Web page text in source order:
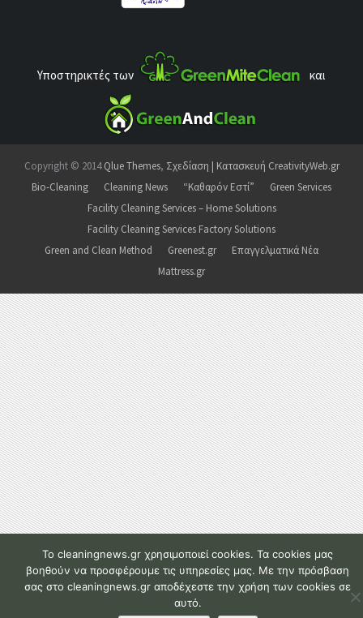
Υποστηρικτές των και
Copyright © 2014Qlue Themes, Σχεδίαση | Κατασκευή CreativityWeb.gr
Bio-Cleaning
Cleaning News “Καθαρόν Εστί”
Green Services
Facility Cleaning Services – Home Solutions
Facility Cleaning Services Factory Solutions
Green and Clean Method
Greenest.gr
Επαγγελματικά Νέα
Mattress.gr
To cleaningnews.gr χρησιμοποιεί cookies. Τα cookies μας
βοηθούν να προσφέρουμε τις υπηρεσίες μας. Με την πρόσβαση
σας στο cleaningnews.gr αποδέχεστε την χρήση των cookies σε
αυτό.